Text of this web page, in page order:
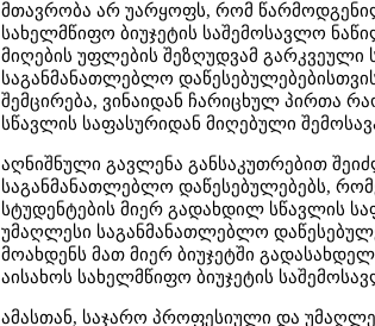
მთავრობა არ უარყოფს, რომ
სახელმწიფო ბიუჯეტის საშემოსავლო
მიღების უფლების შეზღუდვამ
საგანმანათლებლო
შემცირება, ვინაიდან ჩარიცხულ პირთა
სწავლის საფასურიდან მიღებული
აღნიშნული გავლენა განსაკუთრებით
საგანმანათლებლო დაწესებულებებს,
სტუდენტების მიერ გადახდილ სწავლის
უმაღლესი საგანმანათლებლო
მოახდენს მათ მიერ ბიუჯეტში
აისახოს სახელმწიფო ბიუჯეტის
ამასთან, საჯარო პროფესიული და